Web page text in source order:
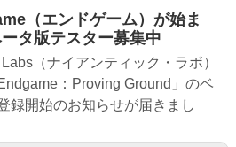
（エンドゲーム）が始ま
タ版テスター募集中
（ナイアンティック・ラボ）
：Proving Ground」のベ
録開始のお知らせが届きまし